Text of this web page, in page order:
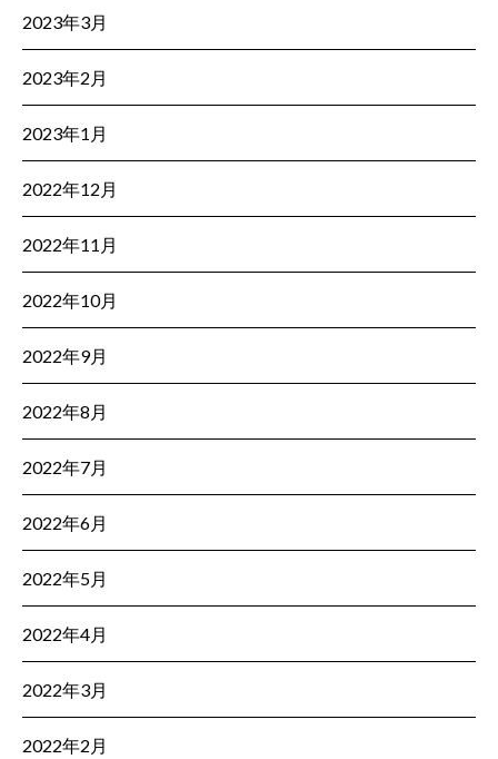
2023年3月
2023年2月
2023年1月
2022年12月
2022年11月
2022年10月
2022年9月
2022年8月
2022年7月
2022年6月
2022年5月
2022年4月
2022年3月
2022年2月